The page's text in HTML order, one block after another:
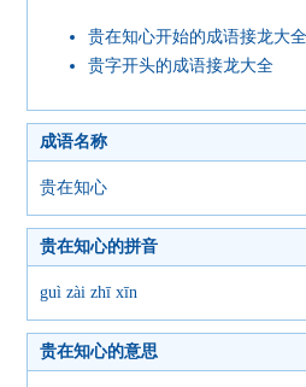
贵在知心开始的成语接龙大全
贵字开头的成语接龙大全
成语名称
贵在知心
贵在知心的拼音
guì zài zhī xīn
贵在知心的意思